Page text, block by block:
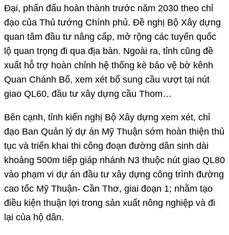
Đại, phấn đấu hoàn thành trước năm 2030 theo chỉ
đạo của Thủ tướng Chính phủ. Đề nghị Bộ Xây dựng
quan tâm đầu tư nâng cấp, mở rộng các tuyến quốc
lộ quan trọng đi qua địa bàn. Ngoài ra, tỉnh cũng đề
xuất hỗ trợ hoàn chỉnh hệ thống kè bảo vệ bờ kênh
Quan Chánh Bố, xem xét bổ sung cầu vượt tại nút
giao QL60, đầu tư xây dựng cầu Thom…
Bên cạnh, tỉnh kiến nghị Bộ Xây dựng xem xét, chỉ
đạo Ban Quản lý dự án Mỹ Thuận sớm hoàn thiện thủ
tục và triển khai thi công đoạn đường dân sinh dài
khoảng 500m tiếp giáp nhánh N3 thuộc nút giao QL80
vào phạm vi dự án đầu tư xây dựng công trình đường
cao tốc Mỹ Thuận- Cần Thơ, giai đoạn 1; nhằm tạo
điều kiện thuận lợi trong sản xuất nông nghiệp và đi
lại của hộ dân.